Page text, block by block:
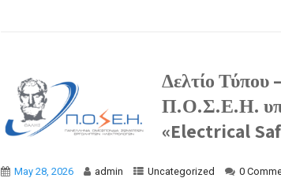
Δελτίο Τύπου
Π.Ο.Σ.Ε.Η. υπό
«Electrical
May 28, 2026 admin Uncategorized 0